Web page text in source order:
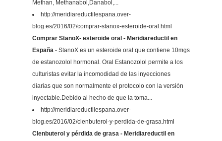
Methan, Methanabol,Danabol,...
http://meridiareductilespana.over-
blog.es/2016/02/comprar-stanox-esteroide-oral.html
Comprar StanoX- esteroide oral - Meridiareductil en
España - StanoX es un esteroide oral que contiene 10mgs
de estanozolol hormonal. Oral Estanozolol permite a los
culturistas evitar la incomodidad de las inyecciones
diarias que son normalmente el protocolo con la versión
inyectable.Debido al hecho de que la toma...
http://meridiareductilespana.over-
blog.es/2016/02/clenbuterol-y-perdida-de-grasa.html
Clenbuterol y pérdida de grasa - Meridiareductil en